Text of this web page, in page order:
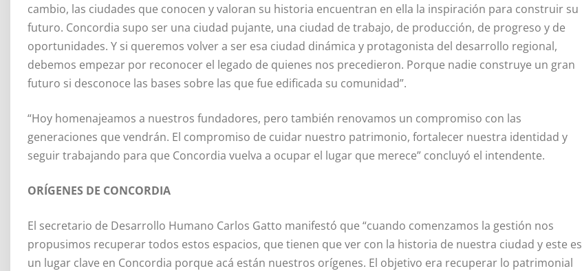
cambio, las ciudades que conocen y valoran su historia encuentran en ella la inspiración para construir su
futuro. Concordia supo ser una ciudad pujante, una ciudad de trabajo, de producción, de progreso y de
oportunidades. Y si queremos volver a ser esa ciudad dinámica y protagonista del desarrollo regional,
debemos empezar por reconocer el legado de quienes nos precedieron. Porque nadie construye un gran
futuro si desconoce las bases sobre las que fue edificada su comunidad”.
“Hoy homenajeamos a nuestros fundadores, pero también renovamos un compromiso con las
generaciones que vendrán. El compromiso de cuidar nuestro patrimonio, fortalecer nuestra identidad y
seguir trabajando para que Concordia vuelva a ocupar el lugar que merece” concluyó el intendente.
ORÍGENES DE CONCORDIA
El secretario de Desarrollo Humano Carlos Gatto manifestó que “cuando comenzamos la gestión nos
propusimos recuperar todos estos espacios, que tienen que ver con la historia de nuestra ciudad y este es
un lugar clave en Concordia porque acá están nuestros orígenes. El objetivo era recuperar lo patrimonial